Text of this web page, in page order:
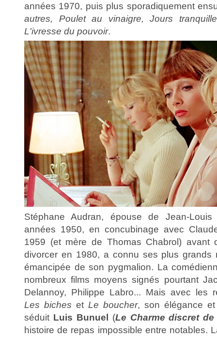
années 1970, puis plus sporadiquement
autres, Poulet au vinaigre, Jours
L'ivresse du pouvoir.
Stéphane Audran, épouse de Jean-
années 1950, en concubinage avec
1959 (et mère de Thomas Chabrol) avant
divorcer en 1980, a connu ses plus grands
émancipée de son pygmalion. La
nombreux films moyens signés pourtant
Delannoy, Philippe Labro... Mais avec les
Les biches et Le boucher, son élégance
séduit Luis Bunuel (Le Charme discret
histoire de repas impossible entre notables.